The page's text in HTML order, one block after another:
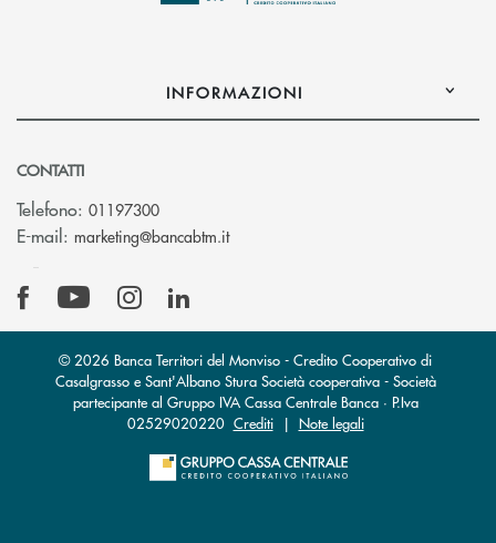
INFORMAZIONI
CONTATTI
Telefono: 01197300
E-mail: marketing@bancabtm.it(si apre l’app di posta elettronica)
© 2026 Banca Territori del Monviso - Credito Cooperativo di
Casalgrasso e Sant'Albano Stura Società cooperativa - Società
partecipante al Gruppo IVA Cassa Centrale Banca · P.Iva
02529020220 Crediti| Note legali